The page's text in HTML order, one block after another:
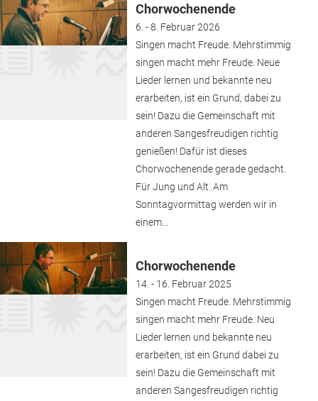
Chorwochenende
6. - 8. Februar 2026
Singen macht Freude. Mehrstimmig
singen macht mehr Freude. Neue
Lieder lernen und bekannte neu
erarbeiten, ist ein Grund, dabei zu
sein! Dazu die Gemeinschaft mit
anderen Sangesfreudigen richtig
genießen! Dafür ist dieses
Chorwochenende gerade gedacht.
Für Jung und Alt. Am
Sonntagvormittag werden wir in
einem…
Chorwochenende
14. - 16. Februar 2025
Singen macht Freude. Mehrstimmig
singen macht mehr Freude. Neu
Lieder lernen und bekannte neu
erarbeiten, ist ein Grund dabei zu
sein! Dazu die Gemeinschaft mit
anderen Sangesfreudigen richtig